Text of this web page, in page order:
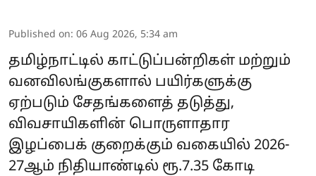
Published on: 06 Aug 2026, 5:34 am
தமிழ்நாட்டில் காட்டுப்பன்றிகள் மற்றும்
வனவிலங்குகளால் பயிர்களுக்கு
ஏற்படும் சேதங்களைத் தடுத்து,
விவசாயிகளின் பொருளாதார
இழப்பைக் குறைக்கும் வகையில் 2026-
27ஆம் நிதியாண்டில் ரூ.7.35 கோடி